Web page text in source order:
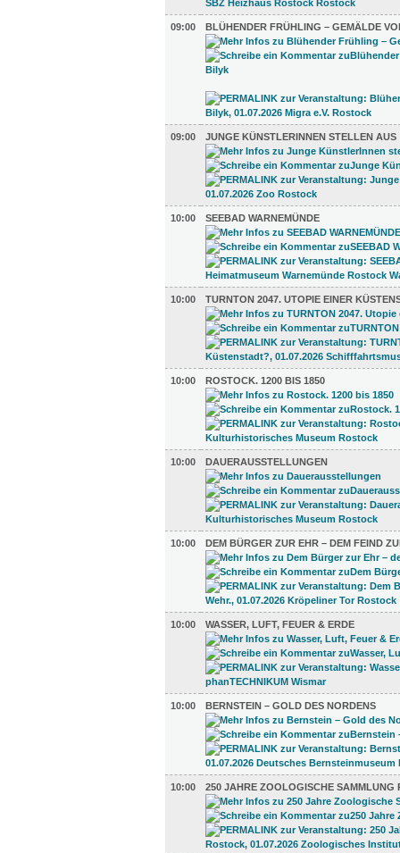
09:00 BLÜHENDER FRÜHLING – GEMÄLDE
09:00 JUNGE KÜNSTLERINNEN STELLEN AUS
10:00 SEEBAD WARNEMÜNDE
10:00 TURNTON 2047. UTOPIE EINER
10:00 ROSTOCK. 1200 BIS 1850
10:00 DAUERAUSSTELLUNGEN
10:00 DEM BÜRGER ZUR EHR – DEM FEIND
10:00 WASSER, LUFT, FEUER & ERDE
10:00 BERNSTEIN – GOLD DES NORDENS
10:00 250 JAHRE ZOOLOGISCHE SAMMLUNG